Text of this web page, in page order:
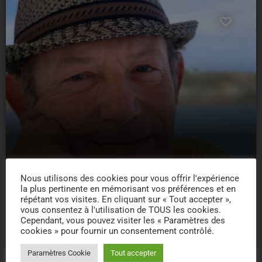
Serge Surpin
18
Nous utilisons des cookies pour vous offrir l'expérience
la plus pertinente en mémorisant vos préférences et en
répétant vos visites. En cliquant sur « Tout accepter »,
vous consentez à l'utilisation de TOUS les cookies.
Cependant, vous pouvez visiter les « Paramètres des
cookies » pour fournir un consentement contrôlé.
Paramètres Cookie Tout accepter